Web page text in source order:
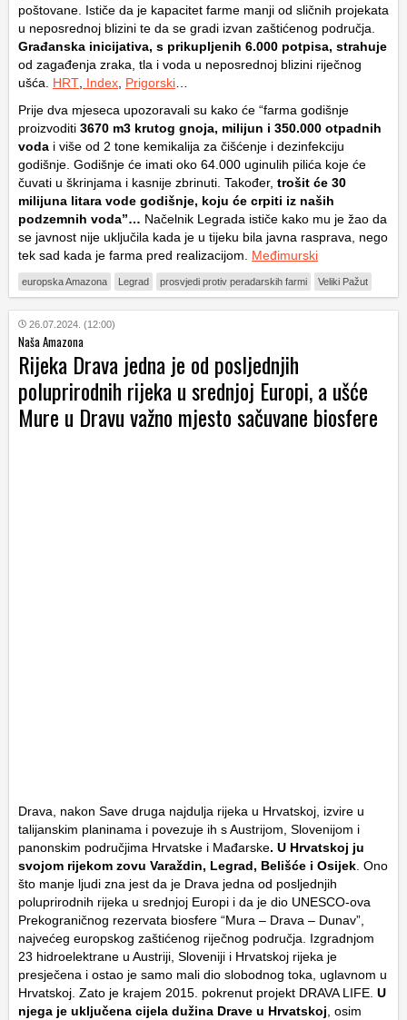
poštovane. Ističe da je kapacitet farme manji od sličnih projekata
u neposrednoj blizini te da se gradi izvan zaštićenog područja.
Građanska inicijativa, s prikupljenih 6.000 potpisa, strahuje
od zagađenja zraka, tla i voda u neposrednoj blizini riječnog
ušća. HRT Index Prigorski
Prije dva mjeseca upozoravali su kako će “farma godišnje
proizvoditi 3670 m3 krutog gnoja, milijun i 350.000 otpadnih
voda i više od 2 tone kemikalija za čišćenje i dezinfekciju
godišnje. Godišnje će imati oko 64.000 uginulih pilića koje će
čuvati u škrinjama i kasnije zbrinuti. Također, trošit će 30
milijuna litara vode godišnje, koju će crpiti iz naših
podzemnih voda”… Načelnik Legrada ističe kako mu je žao da
se javnost nije uključila kada je u tijeku bila javna rasprava, nego
tek sad kada je farma pred realizacijom. Međimurski
europska Amazona Legrad prosvjedi protiv peradarskih farmi Veliki Pažut
26.07.2024. (12:00)
Naša Amazona
Rijeka Drava jedna je od posljednjih
poluprirodnih rijeka u srednjoj Europi, a ušće
Mure u Dravu važno mjesto sačuvane biosfere
Drava, nakon Save druga najdulja rijeka u Hrvatskoj, izvire u
talijanskim planinama i povezuje ih s Austrijom, Slovenijom i
panonskim područjima Hrvatske i Mađarske. U Hrvatskoj ju
svojom rijekom zovu Varaždin, Legrad, Belišće i Osijek . Ono
što manje ljudi zna jest da je Drava jedna od posljednjih
poluprirodnih rijeka u srednjoj Europi i da je dio UNESCO-ova
Prekograničnog rezervata biosfere “Mura – Drava – Dunav”,
najvećeg europskog zaštićenog riječnog područja. Izgradnjom
23 hidroelektrane u Austriji, Sloveniji i Hrvatskoj rijeka je
presječena i ostao je samo mali dio slobodnog toka, uglavnom u
Hrvatskoj. Zato je krajem 2015. pokrenut projekt DRAVA LIFE. U
njega je uključena cijela dužina Drave u Hrvatskoj , osim